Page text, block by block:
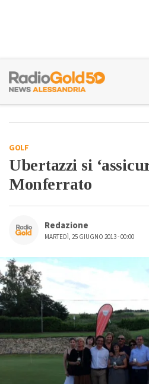
GOLF
Ubertazzi si
Monferrato
Redazione
MARTEDÌ, 25 GIUGNO 2013 - 00:00